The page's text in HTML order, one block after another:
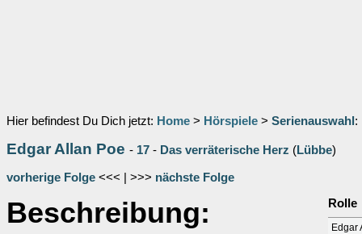
Hier befindest Du Dich jetzt: Home > Hörspiele > Serienauswahl :
Edgar Allan Poe - 17 - Das verräterische Herz (Lübbe)
vorherige Folge <<< | >>> nächste Folge
Beschreibung: Rolle
Edgar